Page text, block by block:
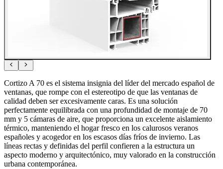
Cortizo A 70 es el sistema insignia del líder del mercado español de
ventanas, que rompe con el estereotipo de que las ventanas de
calidad deben ser excesivamente caras. Es una solución
perfectamente equilibrada con una profundidad de montaje de 70
mm y 5 cámaras de aire, que proporciona un excelente aislamiento
térmico, manteniendo el hogar fresco en los calurosos veranos
españoles y acogedor en los escasos días fríos de invierno. Las
líneas rectas y definidas del perfil confieren a la estructura un
aspecto moderno y arquitectónico, muy valorado en la construcción
urbana contemporánea.